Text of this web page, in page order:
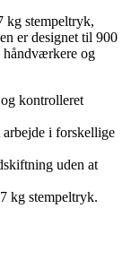
kg stempeltryk,
er designet til 900
håndværkere og
kontrolleret
arbejde i forskellige
uden at
kg stempeltryk.